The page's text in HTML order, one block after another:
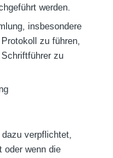
werden.
insbesondere
zu führen,
zu
verpflichtet,
oder wenn die